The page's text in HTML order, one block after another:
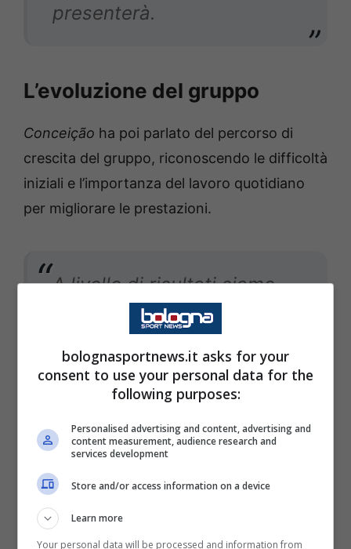
presenterà.
L’evoluzione del gruppo
Conceição ha poi parlato del percorso di
crescita del gruppo, riconoscendo le difficoltà
iniziali e l’importanza del lavoro quotidiano
per migliorare le prestazioni.
A livello di risultati siamo
stati positivi. Non è una
sorpresa per me perché
conosco bene il gruppo e lo
staff tecnico. È stato
tre mesi senza avere
continuità, ma adesso vedo
una crescita individuale e
collettiva. Vogliamo portare
bolognasportnews.it asks for your
consent to use your personal data for the
following purposes:
Personalised advertising and content, advertising and
content measurement, audience research and
services development
Store and/or access information on a device
Learn more
Your personal data will be processed and information from